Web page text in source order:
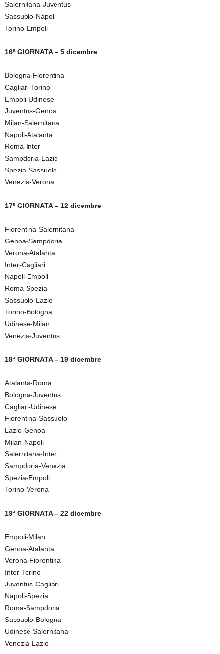
Salernitana-Juventus
Sassuolo-Napoli
Torino-Empoli
16ª GIORNATA – 5 dicembre
Bologna-Fiorentina
Cagliari-Torino
Empoli-Udinese
Juventus-Genoa
Milan-Salernitana
Napoli-Atalanta
Roma-Inter
Sampdoria-Lazio
Spezia-Sassuolo
Venezia-Verona
17ª GIORNATA – 12 dicembre
Fiorentina-Salernitana
Genoa-Sampdoria
Verona-Atalanta
Inter-Cagliari
Napoli-Empoli
Roma-Spezia
Sassuolo-Lazio
Torino-Bologna
Udinese-Milan
Venezia-Juventus
18ª GIORNATA – 19 dicembre
Atalanta-Roma
Bologna-Juventus
Cagliari-Udinese
Fiorentina-Sassuolo
Lazio-Genoa
Milan-Napoli
Salernitana-Inter
Sampdoria-Venezia
Spezia-Empoli
Torino-Verona
19ª GIORNATA – 22 dicembre
Empoli-Milan
Genoa-Atalanta
Verona-Fiorentina
Inter-Torino
Juventus-Cagliari
Napoli-Spezia
Roma-Sampdoria
Sassuolo-Bologna
Udinese-Salernitana
Venezia-Lazio